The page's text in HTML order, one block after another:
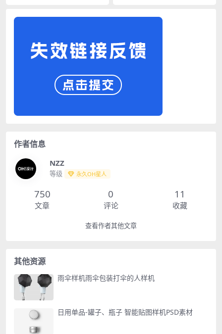
作者信息
NZZ
等级 永久OH星人
750
文章
0
评论
11
收藏
查看作者其他文章
其他资源
雨伞样机雨伞包装打伞的人样机
日用单品-罐子、瓶子 智能贴图样机PSD素材